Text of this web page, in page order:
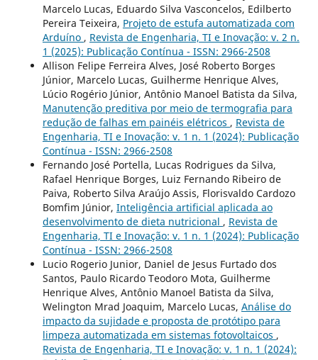
Marcelo Lucas, Eduardo Silva Vasconcelos, Edilberto
Pereira Teixeira, Projeto de estufa automatizada com
Arduíno , Revista de Engenharia, TI e Inovação: v. 2 n.
1 (2025): Publicação Contínua - ISSN: 2966-2508
Allison Felipe Ferreira Alves, José Roberto Borges
Júnior, Marcelo Lucas, Guilherme Henrique Alves,
Lúcio Rogério Júnior, Antônio Manoel Batista da Silva,
Manutenção preditiva por meio de termografia para
redução de falhas em painéis elétricos , Revista de
Engenharia, TI e Inovação: v. 1 n. 1 (2024): Publicação
Contínua - ISSN: 2966-2508
Fernando José Portella, Lucas Rodrigues da Silva,
Rafael Henrique Borges, Luiz Fernando Ribeiro de
Paiva, Roberto Silva Araújo Assis, Florisvaldo Cardozo
Bomfim Júnior, Inteligência artificial aplicada ao
desenvolvimento de dieta nutricional , Revista de
Engenharia, TI e Inovação: v. 1 n. 1 (2024): Publicação
Contínua - ISSN: 2966-2508
Lucio Rogerio Junior, Daniel de Jesus Furtado dos
Santos, Paulo Ricardo Teodoro Mota, Guilherme
Henrique Alves, Antônio Manoel Batista da Silva,
Welington Mrad Joaquim, Marcelo Lucas, Análise do
impacto da sujidade e proposta de protótipo para
limpeza automatizada em sistemas fotovoltaicos ,
Revista de Engenharia, TI e Inovação: v. 1 n. 1 (2024):